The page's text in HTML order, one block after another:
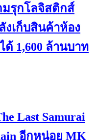
มรุกโลจิสติกส์
งเก็บสินค้าห้อง
ด้ 1,600 ล้านบาท
Last Samurai
อีกหน่อย MK